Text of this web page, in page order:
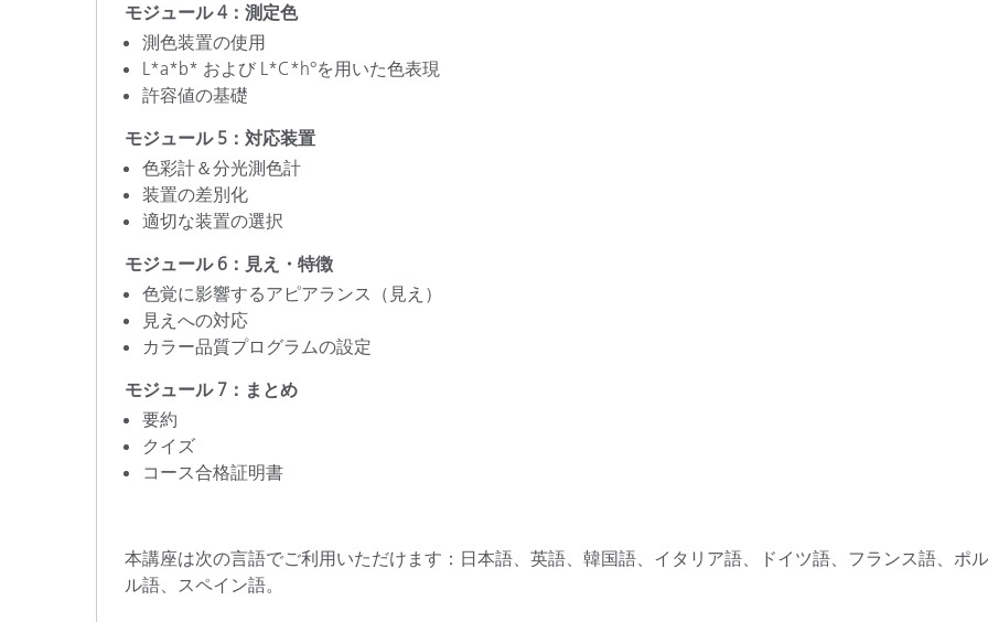
モジュール 4：測定色
測色装置の使用
L*a*b* および L*C*h°を用いた色表現
許容値の基礎
モジュール 5：対応装置
色彩計＆分光測色計
装置の差別化
適切な装置の選択
モジュール 6：見え・特徴
色覚に影響するアピアランス（見え）
見えへの対応
カラー品質プログラムの設定
モジュール 7：まとめ
要約
クイズ
コース合格証明書
本講座は次の言語でご利用いただけます：日本語、英語、韓国語、イタリア語、ドイツ語、フランス語、ポ
ル語、スペイン語。